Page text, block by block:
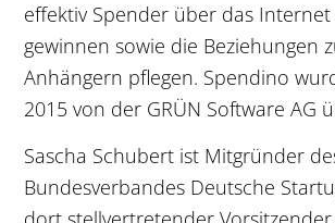
effektiv Spender über das Internet
gewinnen sowie die Beziehungen
Anhängern pflegen. Spendino
2015 von der GRÜN Software AG
Sascha Schubert ist Mitgründer
Bundesverbandes Deutsche